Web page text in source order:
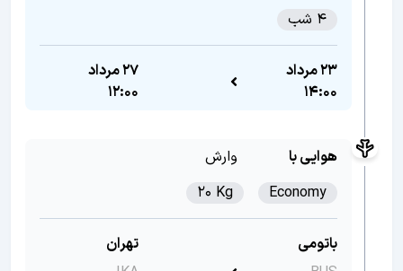
4 شب
23 مرداد
14:00
27 مرداد
12:00
هوایی با
وارش
Economy
20 Kg
باتومی
تهران